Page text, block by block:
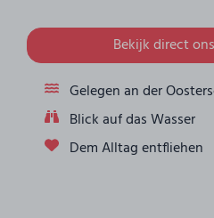
Bekijk direct
Gelegen an der
Blick auf das Wasser
Dem Alltag entfliehen